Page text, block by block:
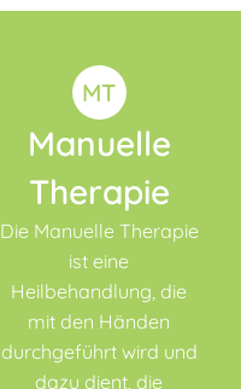
MT
Manuelle
Therapie
Die Manuelle Therapie
ist eine
Heilbehandlung, die
mit den Händen
durchgeführt wird und
dazu dient, die